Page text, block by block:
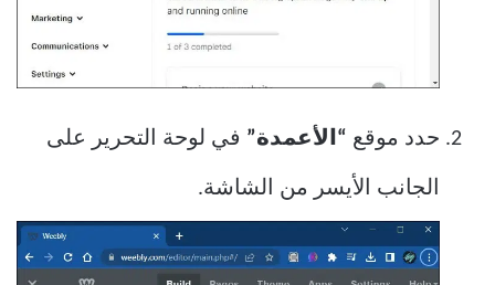
حدد موقع “الأعمدة” في لوحة التحرير على
الجانب الأيسر من الشاشة.